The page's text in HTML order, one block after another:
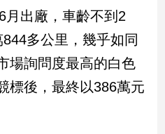
月出廠，車齡不到2
多公里，幾乎如同
場詢問度最高的白色
標後，最終以386萬元